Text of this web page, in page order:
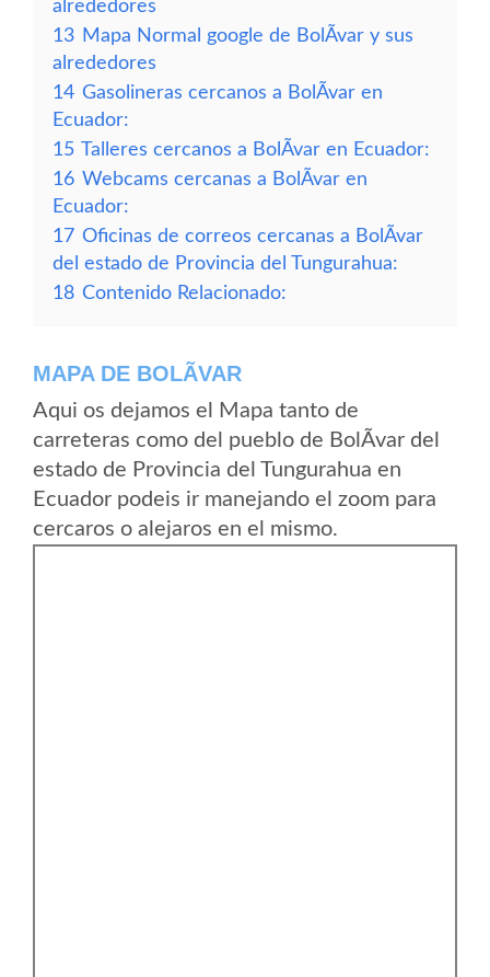
alrededores
13 Mapa Normal google de BolÃ­var y sus
alrededores
14 Gasolineras cercanos a BolÃ­var en
Ecuador:
15 Talleres cercanos a BolÃ­var en Ecuador:
16 Webcams cercanas a BolÃ­var en
Ecuador:
17 Oficinas de correos cercanas a BolÃ­var
del estado de Provincia del Tungurahua:
18 Contenido Relacionado:
MAPA DE BOLÃ­VAR
Aqui os dejamos el Mapa tanto de
carreteras como del pueblo de BolÃ­var del
estado de Provincia del Tungurahua en
Ecuador podeis ir manejando el zoom para
cercaros o alejaros en el mismo.